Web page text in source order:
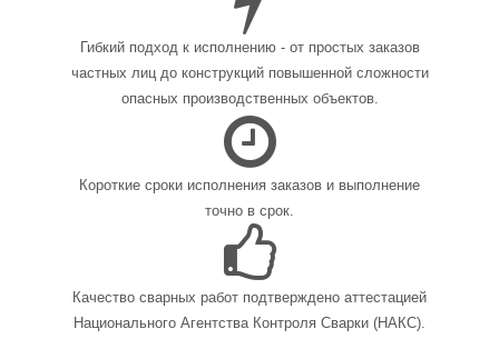
Гибкий подход к исполнению - от простых заказов
частных лиц до конструкций повышенной сложности
опасных производственных объектов.
Короткие сроки исполнения заказов и выполнение
точно в срок.
Качество сварных работ подтверждено аттестацией
Национального Агентства Контроля Сварки (НАКС).